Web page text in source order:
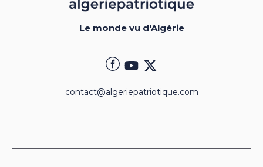
Le monde vu d'Algérie
contact@algeriepatriotique.com